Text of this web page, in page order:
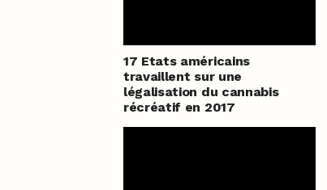
17 Etats américains
travaillent sur une
légalisation du cannabis
récréatif en 2017